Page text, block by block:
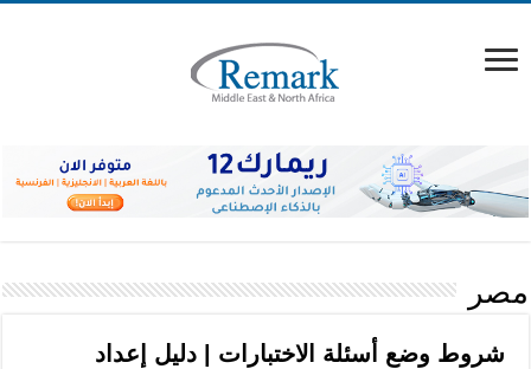
مصر
شروط وضع أسئلة الاختبارات | دليل إعداد